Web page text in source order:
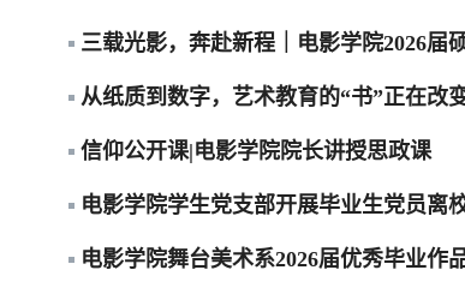
三载光影，奔赴新程｜电影学院2026届
从纸质到数字，艺术教育的“书”正在
信仰公开课|电影学院院长讲授思政课
电影学院学生党支部开展毕业生党员离
电影学院舞台美术系2026届优秀毕业作